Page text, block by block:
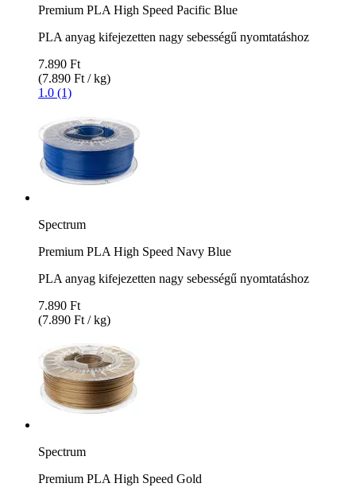
Premium PLA High Speed Pacific Blue
PLA anyag kifejezetten nagy sebességű nyomtatáshoz
7.890 Ft
(7.890 Ft / kg)
1.0 (1)
Spectrum
Premium PLA High Speed Navy Blue
PLA anyag kifejezetten nagy sebességű nyomtatáshoz
7.890 Ft
(7.890 Ft / kg)
Spectrum
Premium PLA High Speed Gold